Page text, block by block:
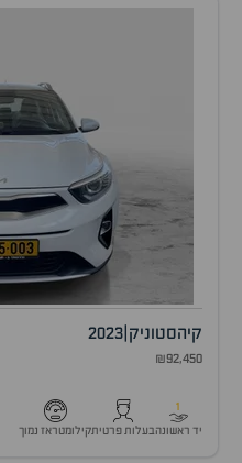
קיהסטוניק 2023
₪92,450
1
יד ראשונהבעלות פרטיתקילומטראז נמוך